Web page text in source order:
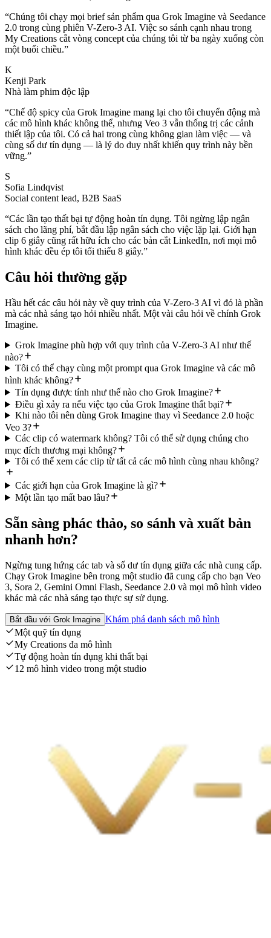
“Chúng tôi chạy mọi brief sản phẩm qua Grok Imagine và Seedance
2.0 trong cùng phiên V-Zero-3 AI. Việc so sánh cạnh nhau trong
My Creations cắt vòng concept của chúng tôi từ ba ngày xuống còn
một buổi chiều.”
K
Kenji Park
Nhà làm phim độc lập
“Chế độ spicy của Grok Imagine mang lại cho tôi chuyển động mà
các mô hình khác không thể, nhưng Veo 3 vẫn thống trị các cảnh
thiết lập của tôi. Có cả hai trong cùng không gian làm việc — và
cùng số dư tín dụng — là lý do duy nhất khiến quy trình này bền
vững.”
S
Sofia Lindqvist
Social content lead, B2B SaaS
“Các lần tạo thất bại tự động hoàn tín dụng. Tôi ngừng lập ngân
sách cho lãng phí, bắt đầu lập ngân sách cho việc lặp lại. Giới hạn
clip 6 giây cũng rất hữu ích cho các bản cắt LinkedIn, nơi mọi mô
hình khác đều ép tôi tối thiểu 8 giây.”
Câu hỏi thường gặp
Hầu hết các câu hỏi này về quy trình của V-Zero-3 AI vì đó là phần
mà các nhà sáng tạo hỏi nhiều nhất. Một vài câu hỏi về chính Grok
Imagine.
Grok Imagine phù hợp với quy trình của V-Zero-3 AI như thế
nào?
Tôi có thể chạy cùng một prompt qua Grok Imagine và các mô
hình khác không?
Tín dụng được tính như thế nào cho Grok Imagine?
Điều gì xảy ra nếu việc tạo của Grok Imagine thất bại?
Khi nào tôi nên dùng Grok Imagine thay vì Seedance 2.0 hoặc
Veo 3?
Các clip có watermark không? Tôi có thể sử dụng chúng cho
mục đích thương mại không?
Tôi có thể xem các clip từ tất cả các mô hình cùng nhau không?
Các giới hạn của Grok Imagine là gì?
Một lần tạo mất bao lâu?
Sẵn sàng phác thảo, so sánh và xuất bản
nhanh hơn?
Ngừng tung hứng các tab và số dư tín dụng giữa các nhà cung cấp.
Chạy Grok Imagine bên trong một studio đã cung cấp cho bạn Veo
3, Sora 2, Gemini Omni Flash, Seedance 2.0 và mọi mô hình video
khác mà các nhà sáng tạo thực sự sử dụng.
Bắt đầu với Grok Imagine Khám phá danh sách mô hình
Một quỹ tín dụng
My Creations đa mô hình
Tự động hoàn tín dụng khi thất bại
12 mô hình video trong một studio